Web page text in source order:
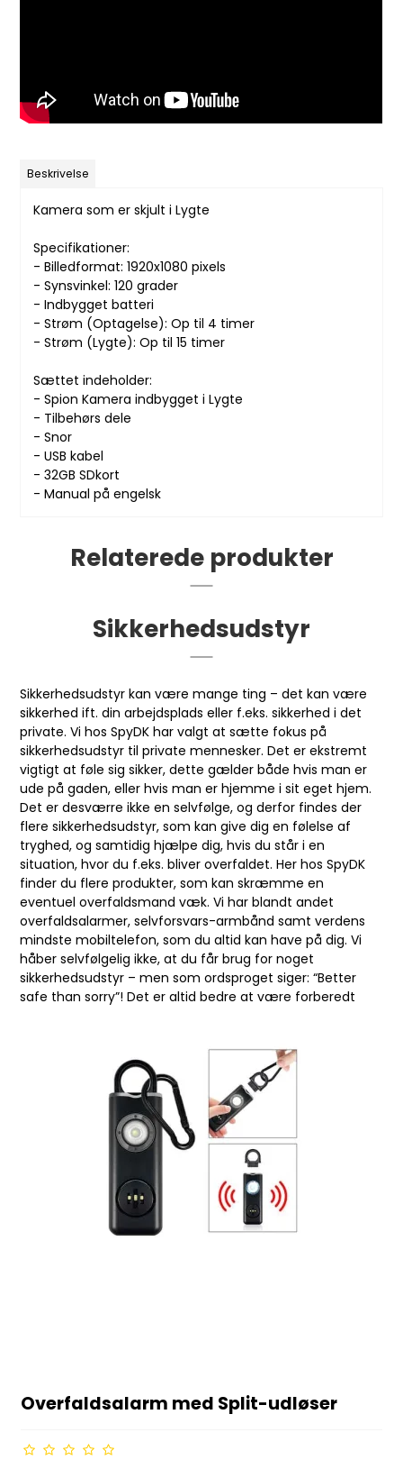
Beskrivelse
Kamera som er skjult i Lygte
Specifikationer:
- Billedformat: 1920x1080 pixels
- Synsvinkel: 120 grader
- Indbygget batteri
- Strøm (Optagelse): Op til 4 timer
- Strøm (Lygte): Op til 15 timer
Sættet indeholder:
- Spion Kamera indbygget i Lygte
- Tilbehørs dele
- Snor
- USB kabel
- 32GB SDkort
- Manual på engelsk
Relaterede produkter
Sikkerhedsudstyr
Sikkerhedsudstyr kan være mange ting – det kan være
sikkerhed ift. din arbejdsplads eller f.eks. sikkerhed i det
private. Vi hos SpyDK har valgt at sætte fokus på
sikkerhedsudstyr til private mennesker. Det er ekstremt
vigtigt at føle sig sikker, dette gælder både hvis man er
ude på gaden, eller hvis man er hjemme i sit eget hjem.
Det er desværre ikke en selvfølge, og derfor findes der
flere sikkerhedsudstyr, som kan give dig en følelse af
tryghed, og samtidig hjælpe dig, hvis du står i en
situation, hvor du f.eks. bliver overfaldet. Her hos SpyDK
finder du flere produkter, som kan skræmme en
eventuel overfaldsmand væk. Vi har blandt andet
overfaldsalarmer, selvforsvars-armbånd samt verdens
mindste mobiltelefon, som du altid kan have på dig. Vi
håber selvfølgelig ikke, at du får brug for noget
sikkerhedsudstyr – men som ordsproget siger: “Better
safe than sorry”! Det er altid bedre at være forberedt
Overfaldsalarm med Split-udløser